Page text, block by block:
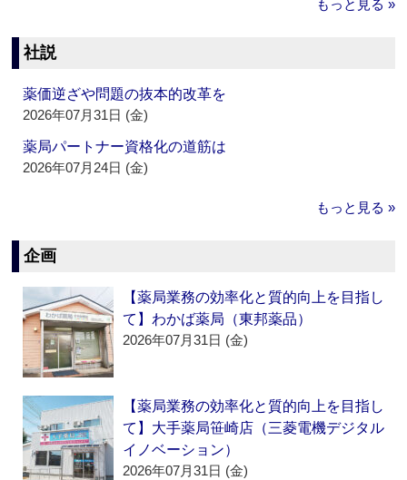
もっと見る »
社説
薬価逆ざや問題の抜本的改革を
2026年07月31日 (金)
薬局パートナー資格化の道筋は
2026年07月24日 (金)
もっと見る »
企画
【薬局業務の効率化と質的向上を目指し
て】わかば薬局（東邦薬品）
2026年07月31日 (金)
【薬局業務の効率化と質的向上を目指し
て】大手薬局笹崎店（三菱電機デジタル
イノベーション）
2026年07月31日 (金)